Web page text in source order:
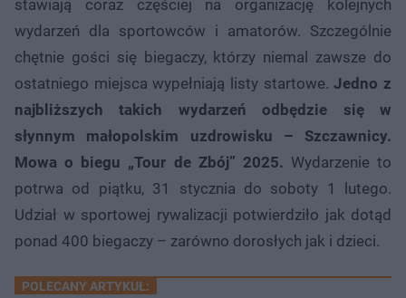
stawiają coraz częściej na organizację kolejnych
wydarzeń dla sportowców i amatorów. Szczególnie
chętnie gości się biegaczy, którzy niemal zawsze do
ostatniego miejsca wypełniają listy startowe.Jedno z
najbliższych takich wydarzeń odbędzie się w
słynnym małopolskim uzdrowisku – Szczawnicy.
Mowa o biegu „Tour de Zbój” 2025. Wydarzenie to
potrwa od piątku, 31 stycznia do soboty 1 lutego.
Udział w sportowej rywalizacji potwierdziło jak dotąd
ponad 400 biegaczy – zarówno dorosłych jak i dzieci.
POLECANY ARTYKUŁ: